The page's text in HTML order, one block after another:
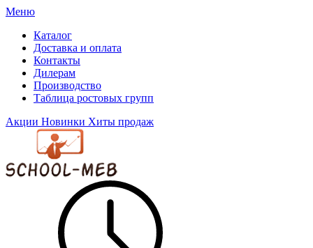
Меню
Каталог
Доставка и оплата
Контакты
Дилерам
Производство
Таблица ростовых групп
Акции Новинки Хиты продаж